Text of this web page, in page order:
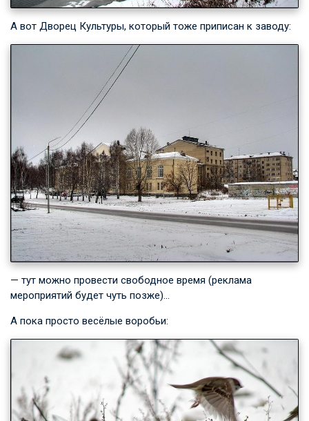
А вот Дворец Культуры, который тоже приписан к заводу:
— тут можно провести свободное время (реклама
мероприятий будет чуть позже)…
А пока просто весёлые воробьи: